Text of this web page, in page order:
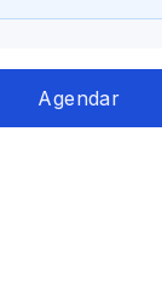
Agendar